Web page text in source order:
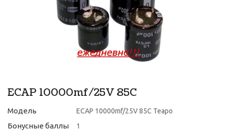
ECAP 10000mf/25V 85C
Модель ECAP 10000mf/25V 85C Teapo
Бонусные баллы 1